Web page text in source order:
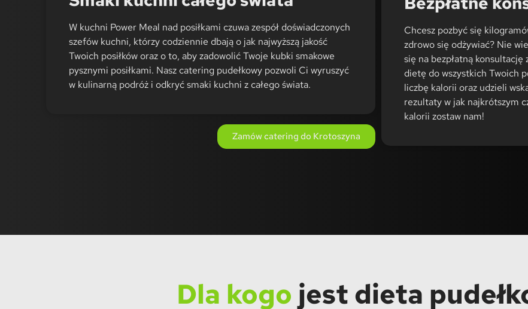
W kuchni Power Meal nad posiłkami czuwa zespół doświadczonych
szefów kuchni, którzy codziennie dbają o jak najwyższą jakość
Twoich posiłków oraz o to, aby zadowolić Twoje kubki smakowe
pysznymi posiłkami. Nasz catering pudełkowy pozwoli Ci wyruszyć
w kulinarną podróż i odkryć smaki kuchni z całego świata.
Zamów catering do Krotoszyna
Chcesz pozbyć się
zdrowo się odżywiać? Nie
się na bezpłatną
dietę do wszystkich Twoich
liczbę kalorii oraz udzieli
rezultaty w jak najkrótszym
kalorii zostaw nam!
Dla kogo jest dieta